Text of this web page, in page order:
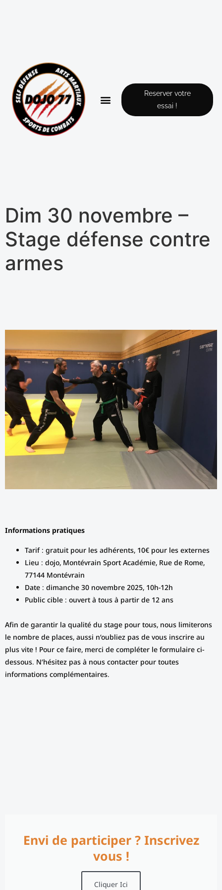
Reserver votre
essai !
Dim 30 novembre –
Stage défense contre
armes
Informations pratiques
Tarif : gratuit pour les adhérents, 10€ pour les externes
Lieu : dojo, Montévrain Sport Académie, Rue de Rome,
77144 Montévrain
Date : dimanche 30 novembre 2025, 10h-12h
Public cible : ouvert à tous à partir de 12 ans
Afin de garantir la qualité du stage pour tous, nous limiterons
le nombre de places, aussi n’oubliez pas de vous inscrire au
plus vite ! Pour ce faire, merci de compléter le formulaire ci-
dessous. N’hésitez pas à nous contacter pour toutes
informations complémentaires.
Envi de participer ? Inscrivez
vous !
Cliquer Ici